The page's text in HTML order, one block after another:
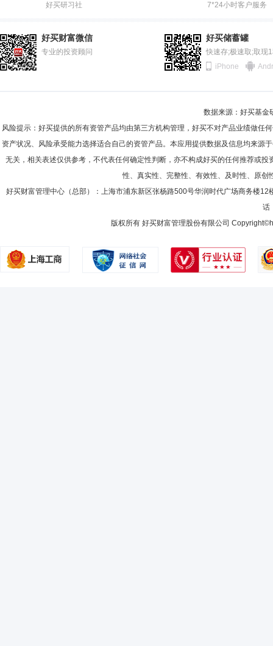
好买研习社
7*24小时客户服务
好买财富微信
专业的投资顾问
好买储蓄罐
快速存;极速取;取现
iPhone
数据来源：好买基金
风险提示：好买提供的所有资管产品均由第三方机构管理，好买不对产品业绩做
资产状况、风险承受能力选择适合自己的资管产品。本应用提供数据及信息均来
无关，相关表述仅供参考，不代表任何确定性判断，亦不构成好买的任何推荐或
性、真实性、完整性、有效性、及时性、原
好买财富管理中心（总部）：上海市浦东新区张杨路500号华润时代广场商务楼12
话
版权所有 好买财富管理股份有限公司